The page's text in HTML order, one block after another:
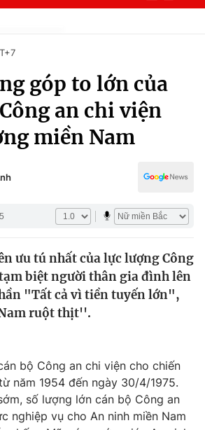
trí
góp to lớn của
an chi viện
miền Nam
ưu tú nhất của lực lượng Công
biệt người thân gia đình lên
"Tất cả vì tiền tuyến lớn",
ruột thịt''.
bộ Công an chi viện cho chiến
năm 1954 đến ngày 30/4/1975.
số lượng lớn cán bộ Công an
nghiệp vụ cho An ninh miền Nam